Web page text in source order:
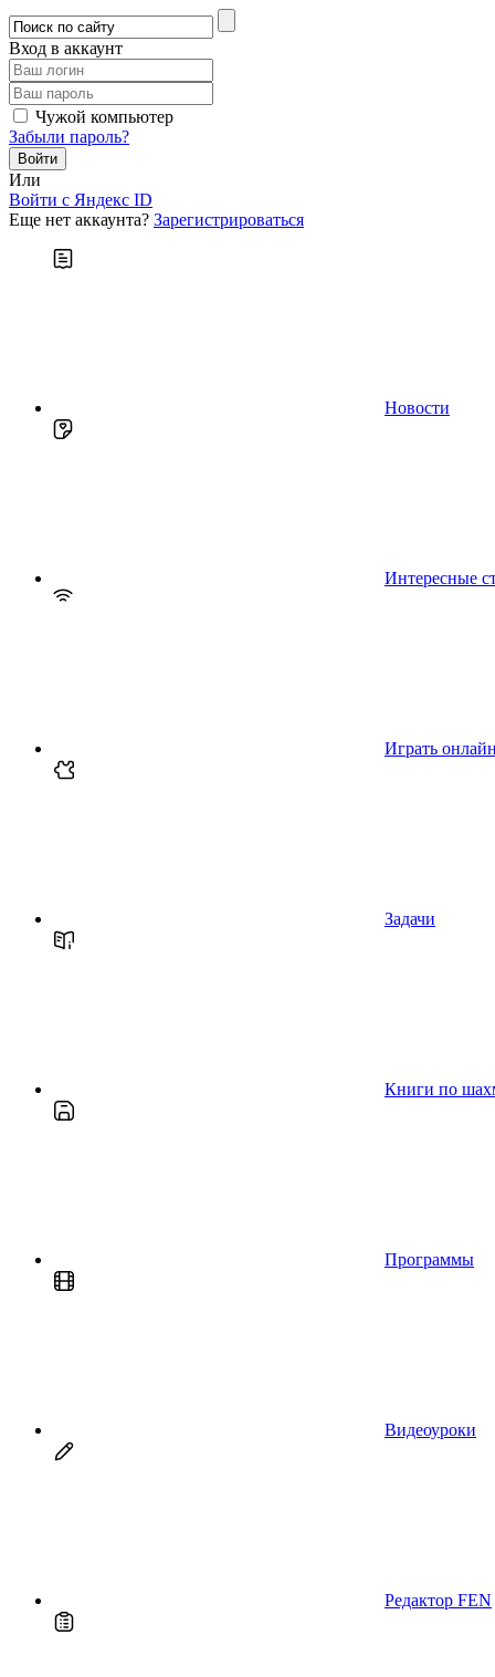
Вход в аккаунт
Чужой компьютер
Забыли пароль?
Или
Войти c Яндекс ID
Еще нет аккаунта? Зарегистрироваться
Новости
Интересные
Играть онлайн
Задачи
Книги по
Программы
Видеоуроки
Редактор FEN